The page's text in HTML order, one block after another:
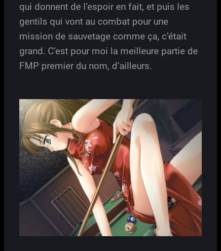
qui donnent de l’espoir en fait, et puis les
gentils qui vont au combat pour une
mission de sauvetage comme ça, c’était
grand. C’est pour moi la meilleure partie de
FMP premier du nom, d’ailleurs.